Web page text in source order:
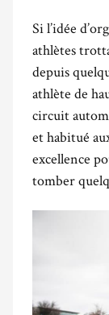
Si l’idée
athlètes
depuis
athlète de
circuit
et habitué
excellence
tomber